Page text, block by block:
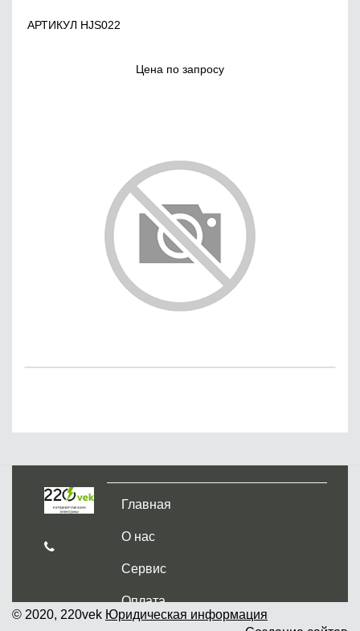
АРТИКУЛ HJS022
Цена по запросу
Главная
О нас
Сервис
Оплата
© 2020, 220vek Юридическая информация